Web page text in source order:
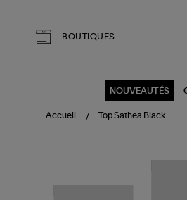
BOUTIQUES
NOUVEAUTÉS
Accueil Top Sathea Black